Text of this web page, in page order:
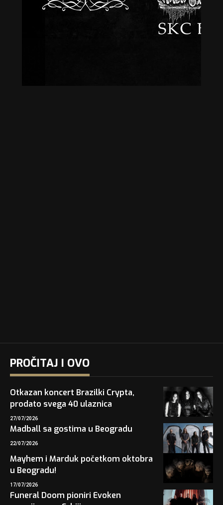
PROČITAJ I OVO
Otkazan koncert Brazilki Crypta,
prodato svega 40 ulaznica
27/07/2026
Madball sa gostima u Beogradu
22/07/2026
Mayhem i Marduk početkom oktobra
u Beogradu!
17/07/2026
Funeral Doom pioniri Evoken